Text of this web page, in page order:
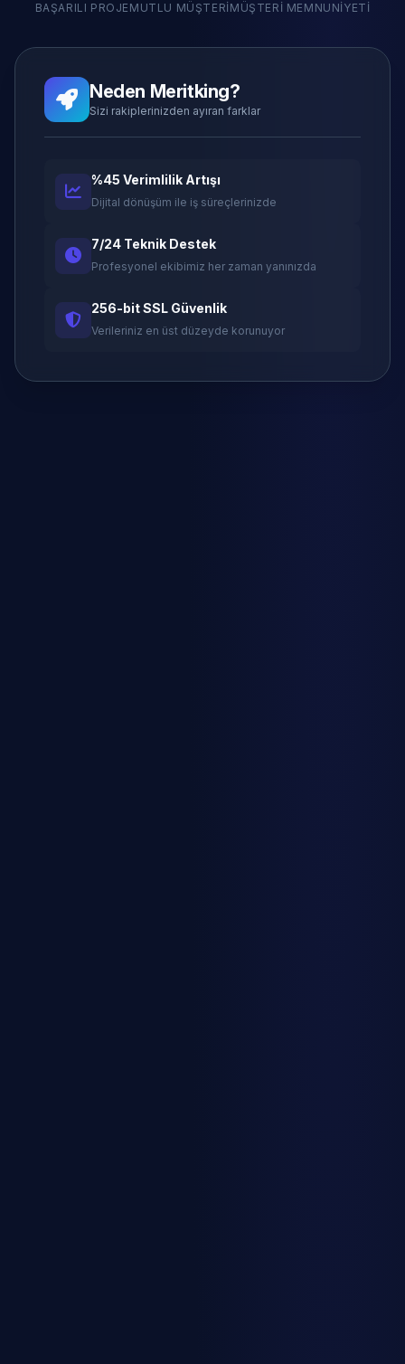
BAŞARILI PROJE MUTLU MÜŞTERI MÜŞTERI MEMNUNIYETI
Neden Meritking?
Sizi rakiplerinizden ayıran farklar
%45 Verimlilik Artışı
Dijital dönüşüm ile iş süreçlerinizde
7/24 Teknik Destek
Profesyonel ekibimiz her zaman yanınızda
256-bit SSL Güvenlik
Verileriniz en üst düzeyde korunuyor